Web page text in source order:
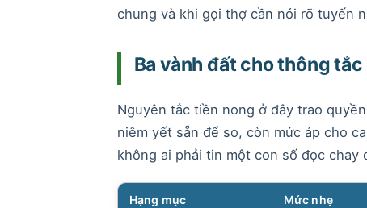
chung và khi gọi thợ cần nói rõ tuyến
Ba vành đất cho thông
Nguyên tắc tiền nong ở đây trao
niêm yết sẵn để so, còn mức áp cho
không ai phải tin một con số đọc chay
Hạng mục Mức nhẹ